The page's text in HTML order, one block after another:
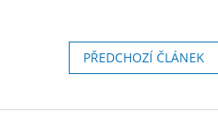
PŘEDCHOZÍ ČLÁNEK
Z